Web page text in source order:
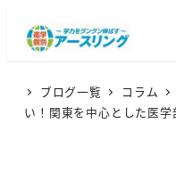
ブログ一覧 コラム
い！関東を中心とした医